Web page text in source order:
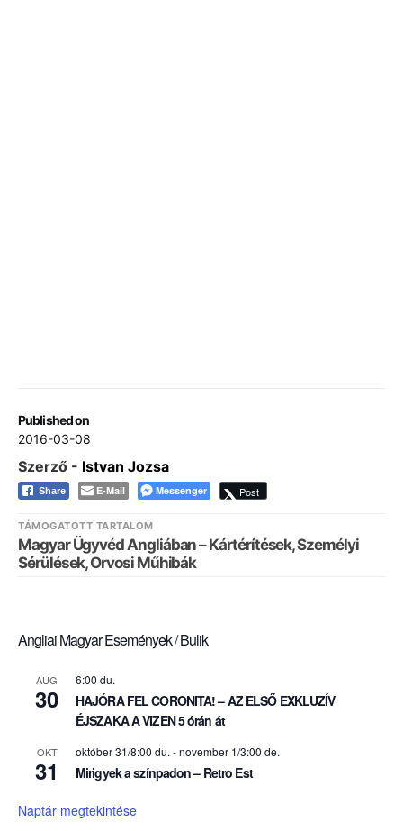
Published on
2016-03-08
Szerző - Istvan Jozsa
Share E-Mail Messenger Post
TÁMOGATOTT TARTALOM
Magyar Ügyvéd Angliában – Kártérítések, Személyi
Sérülések, Orvosi Műhibák
Angliai Magyar Események / Bulik
AUG
30
6:00 du.
HAJÓRA FEL CORONITA! – AZ ELSŐ EXKLUZÍV
ÉJSZAKA A VIZEN 5 órán át
OKT
31
október 31/8:00 du. -november 1/3:00 de.
Mirigyek a színpadon – Retro Est
Naptár megtekintése